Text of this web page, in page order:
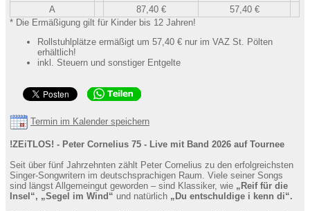
A
87,40 €
57,40 €
* Die Ermäßigung gilt für Kinder bis 12 Jahren!
Rollstuhlplätze ermäßigt um 57,40 € nur im VAZ St. Pölten
erhältlich!
inkl. Steuern und sonstiger Entgelte
Termin im Kalender speichern
!ZEiTLOS! - Peter Cornelius 75 - Live mit Band 2026 auf Tournee
Seit über fünf Jahrzehnten zählt Peter Cornelius zu den erfolgreichsten
Singer-Songwritern im deutschsprachigen Raum. Viele seiner Songs
sind längst Allgemeingut geworden – sind Klassiker, wie „Reif für die
Insel“, „Segel im Wind“ und natürlich „Du entschuldige i kenn di“.